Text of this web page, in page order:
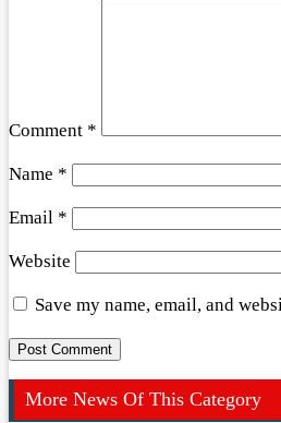
Comment *
Name *
Email *
Website
Save my name, email, and
More News Of This Category